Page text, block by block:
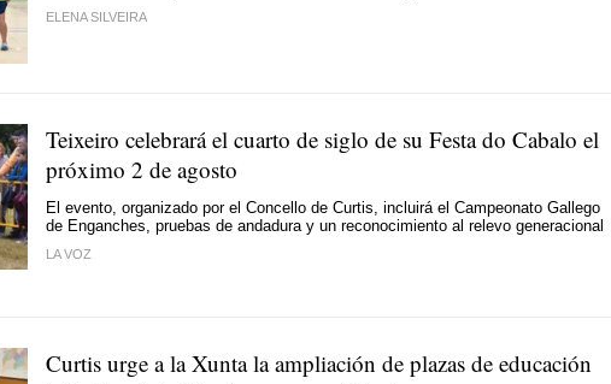
ELENA SILVEIRA
Teixeiro celebrará el cuarto de siglo de su Festa do Cabalo el
próximo 2 de agosto
El evento, organizado por el Concello de Curtis, incluirá el Campeonato Gallego
de Enganches, pruebas de andadura y un reconocimiento al relevo generacional
LA VOZ
Curtis urge a la Xunta la ampliación de plazas de educación